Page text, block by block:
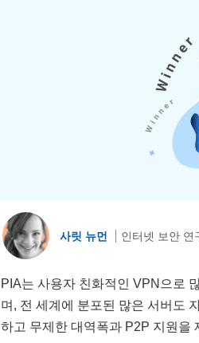
사릿 뉴먼 인터넷 보안 연
PIA는 사용자 친화적인 VPN으로
며, 전 세계에 분포된 많은 서버도
하고 무제한 대역폭과 P2P 지원을